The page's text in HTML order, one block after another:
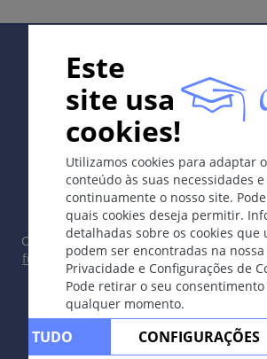
Infecção inflamatória causada por
ocasionalmente por outra espécie de
tropicalis, C. stellatoidea, C.
e outras).
Etologia e Patogénese
Fatores predisponentes: diabete
gravidez, doenças graves, má
antibioticoterapia,
causada pelo crescimento de
(pele, trato gastrintestinal) ou por
parto, contato sexual).
Os sintomas
Baseado na localização.
Este
site usa
cookies!
Utilizamos cookies para adaptar
conteúdo às suas necessidades
continuamente o nosso site.
quais cookies deseja permitir.
detalhadas sobre os cookies que
podem ser encontradas na
Privacidade e Configurações de
Pode retirar o seu consentimento
qualquer momento.
TUDO CONFIGURAÇÕES
In collaboration with Erasmus+
group
Copyright © 2003-2026 CYBERDERM
fundador Guenter Burg, M.D.- Conceito
Vahid Djamei, Zurique
All rights reserved.
Contacto|Impreso|
privacidade|Termos de uso